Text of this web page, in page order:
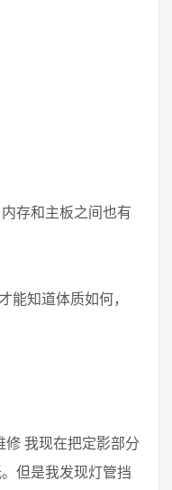
存和主板之间也有
知道体质如何，
修 我现在把定影部分
但是我发现灯管挡